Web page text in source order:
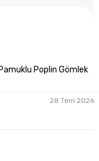
Poplin Gömlek
28 Tem 2026